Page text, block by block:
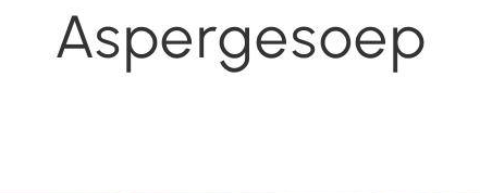
Aspergesoep